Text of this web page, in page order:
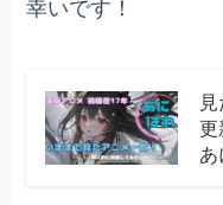
幸いです！
更
あ